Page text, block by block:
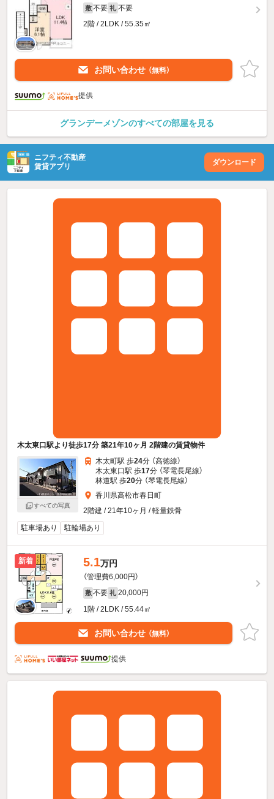
敷 不要 礼 不要
2階 / 2LDK / 55.35㎡
お問い合わせ （無料）
提供
グランデーメゾンのすべての部屋を見る
ニフティ不動産
賃貸アプリ
ダウンロード
木太東口駅より徒歩17分 築21年10ヶ月 2階建の賃貸物件
すべての写真
木太町駅 歩24分 （高徳線）
木太東口駅 歩17分 （琴電長尾線）
林道駅 歩20分 （琴電長尾線）
香川県高松市春日町
2階建 / 21年10ヶ月 / 軽量鉄骨
駐車場あり
駐輪場あり
新着 5.1万円
（管理費6,000円）
敷 不要 礼 20,000円
1階 / 2LDK / 55.44㎡
お問い合わせ （無料）
提供